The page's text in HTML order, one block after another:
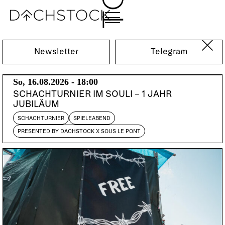
Fr, 06.12.2024
PARTY
WAKANDA BEATS
Newsletter Telegram
So, 16.08.2026 - 18:00
SCHACHTURNIER IM SOULI – 1 JAHR
JUBILÄUM
SCHACHTURNIER SPIELEABEND
PRESENTED BY DACHSTOCK X SOUS LE PONT